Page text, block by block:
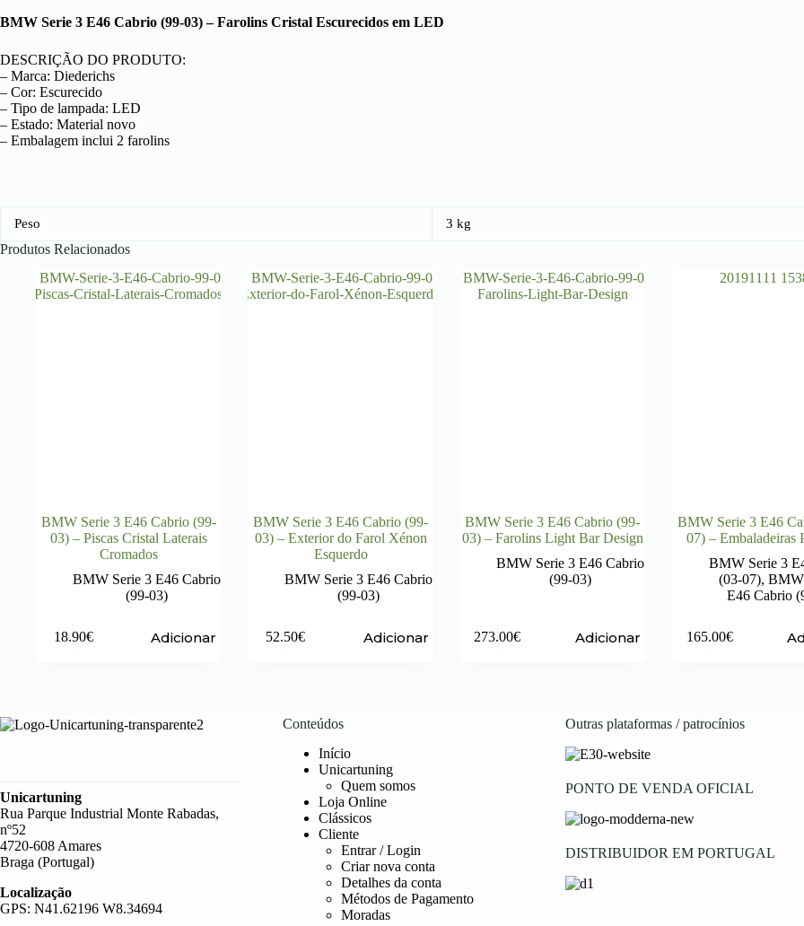
BMW Serie 3 E46 Cabrio (99-03) – Farolins Cristal Escurecidos em LED
DESCRIÇÃO DO PRODUTO:
– Marca: Diederichs
– Cor: Escurecido
– Tipo de lampada: LED
– Estado: Material novo
– Embalagem inclui 2 farolins
Peso 3 kg
Produtos Relacionados
BMW Serie 3 E46 Cabrio (99-
03) – Piscas Cristal Laterais
Cromados
BMW Serie 3 E46 Cabrio
(99-03)
18.90€ Adicionar
BMW Serie 3 E46 Cabrio (99-
03) – Exterior do Farol Xénon
Esquerdo
BMW Serie 3 E46 Cabrio
(99-03)
52.50€ Adicionar
BMW Serie 3 E46 Cabrio (99-
03) – Farolins Light Bar Design
BMW Serie 3 E46 Cabrio
(99-03)
273.00€ Adicionar
BMW Serie 3 E46
07) – Embaladeiras
BMW Serie 3
(03-07), BMW
E46 Cabrio
165.00€
Unicartuning
Rua Parque Industrial Monte Rabadas,
nº52
4720-608 Amares
Braga (Portugal)
Localização
GPS: N41.62196 W8.34694
Conteúdos
Início
Unicartuning
Quem somos
Loja Online
Clássicos
Cliente
Entrar / Login
Criar nova conta
Detalhes da conta
Métodos de Pagamento
Moradas
Outras plataformas / patrocínios
PONTO DE VENDA OFICIAL
DISTRIBUIDOR EM PORTUGAL